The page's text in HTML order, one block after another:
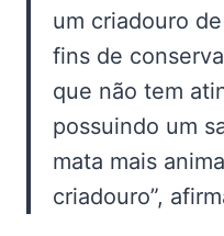
um criadouro
fins de
que não tem
possuindo um
mata mais
criadouro”,